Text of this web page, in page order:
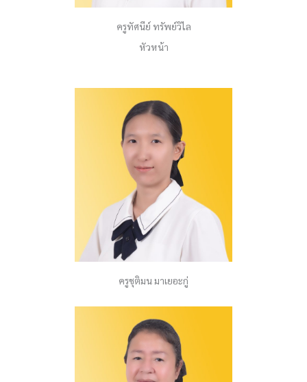
ครูทัศนีย์ ทรัพย์วิไล
หัวหน้า
ครูชุติมน มาเยอะกู่